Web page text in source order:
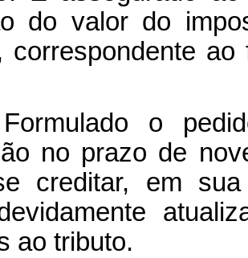
do valor do
correspondente
o
no prazo de
creditar, em
ao tributo.